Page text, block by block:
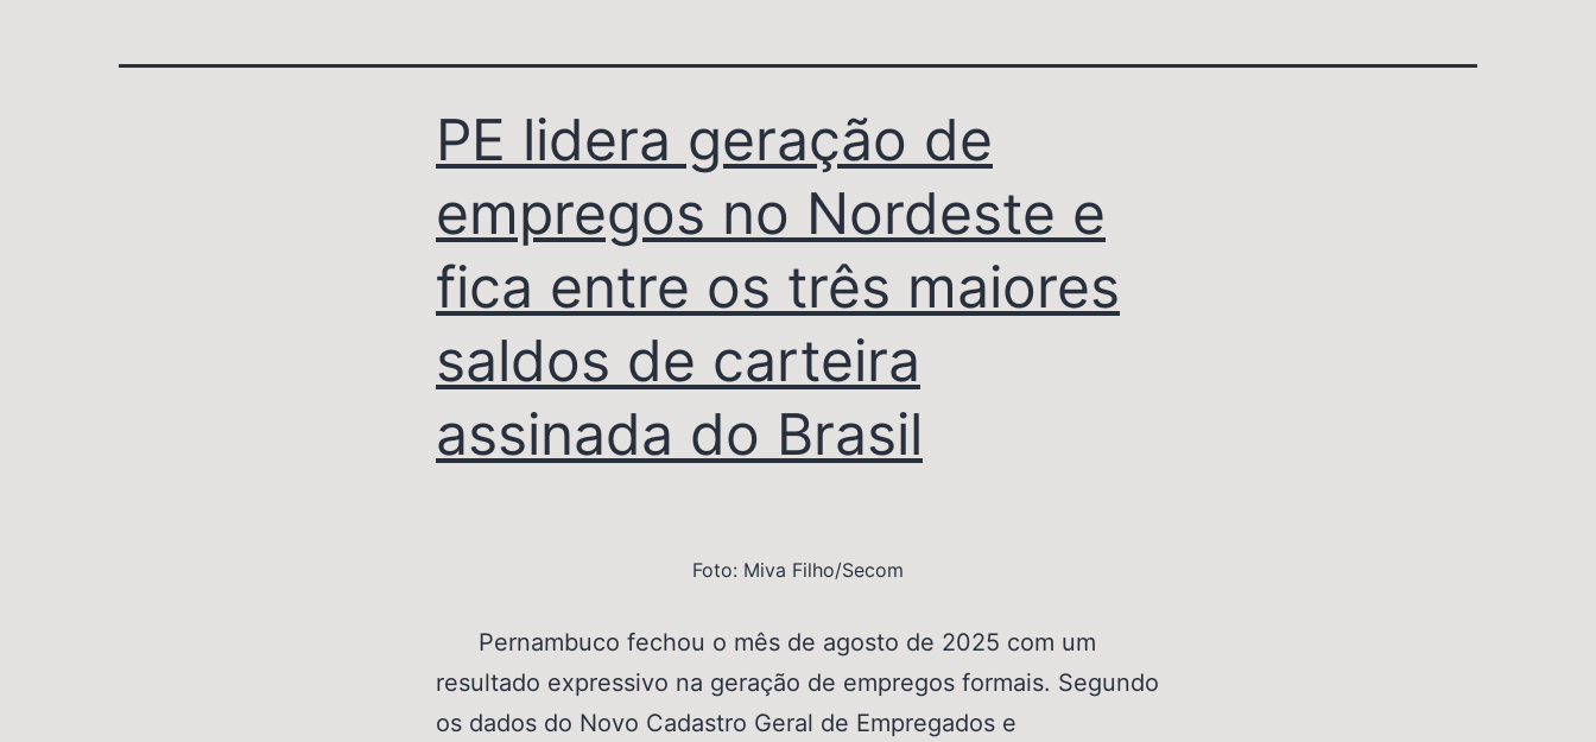
PE lidera geração de
empregos no Nordeste e
fica entre os três maiores
saldos de carteira
assinada do Brasil
Foto: Miva Filho/Secom
Pernambuco fechou o mês de agosto de 2025 com um
resultado expressivo na geração de empregos formais. Segundo
os dados do Novo Cadastro Geral de Empregados e